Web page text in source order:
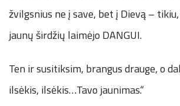
žvilgsnius ne į save, bet į Dievą –
jaunų širdžių laimėjo DANGUI.
Ten ir susitiksim, brangus drauge, o
ilsėkis, ilsėkis…Tavo jaunimas.“